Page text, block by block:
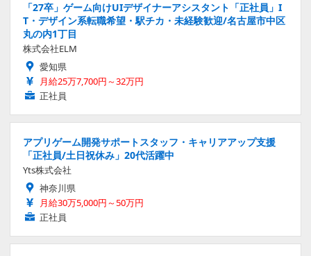
「27卒」ゲーム向けUIデザイナーアシスタント「正社員」I
T・デザイン系転職希望・駅チカ・未経験歓迎/名古屋市中区
丸の内1丁目
株式会社ELM
愛知県
月給25万7,700円～32万円
正社員
アプリゲーム開発サポートスタッフ・キャリアアップ支援
「正社員/土日祝休み」20代活躍中
Yts株式会社
神奈川県
月給30万5,000円～50万円
正社員